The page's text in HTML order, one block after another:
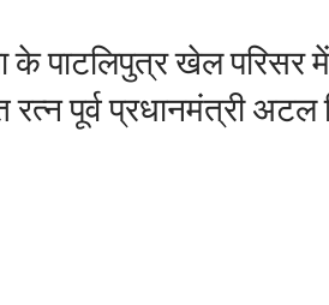
के पाटलिपुत्र खेल
पूर्व प्रधानमंत्री अटल